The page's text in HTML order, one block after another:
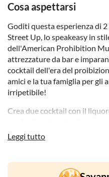
Cosa aspettarsi
Goditi questa esperienza di
Street Up, lo speakeasy in
dell'American Prohibition
attrezzature da bar e
cocktail dell'era del
amici e la tua famiglia per gli
irripetibile!
Crea due cocktail con il
Fai uno spuntino con piccoli
Leggi tutto